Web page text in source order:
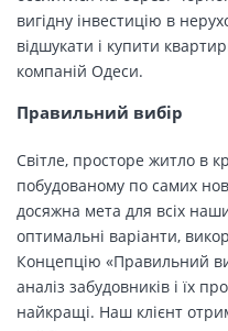
вигідну інвестицію в
відшукати і купити
компаній Одеси.
Правильний вибір
Світле, просторе житло в
побудованому по самих
досяжна мета для всіх
оптимальні варіанти,
Концепцію «Правильний
аналіз забудовників і їх
найкращі. Наш клієнт